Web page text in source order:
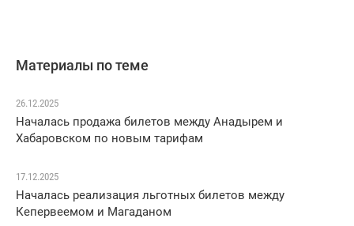
Материалы по теме
26.12.2025
Началась продажа билетов между Анадырем и
Хабаровском по новым тарифам
17.12.2025
Началась реализация льготных билетов между
Кепервеемом и Магаданом